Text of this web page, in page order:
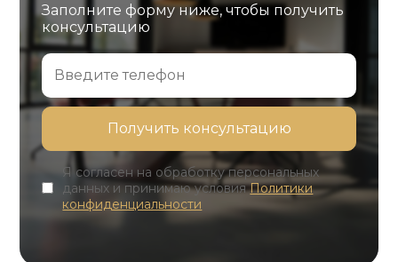
Заполните форму ниже, чтобы получить
консультацию
Я согласен на обработку персональных
данных и принимаю условияПолитики
конфиденциальности